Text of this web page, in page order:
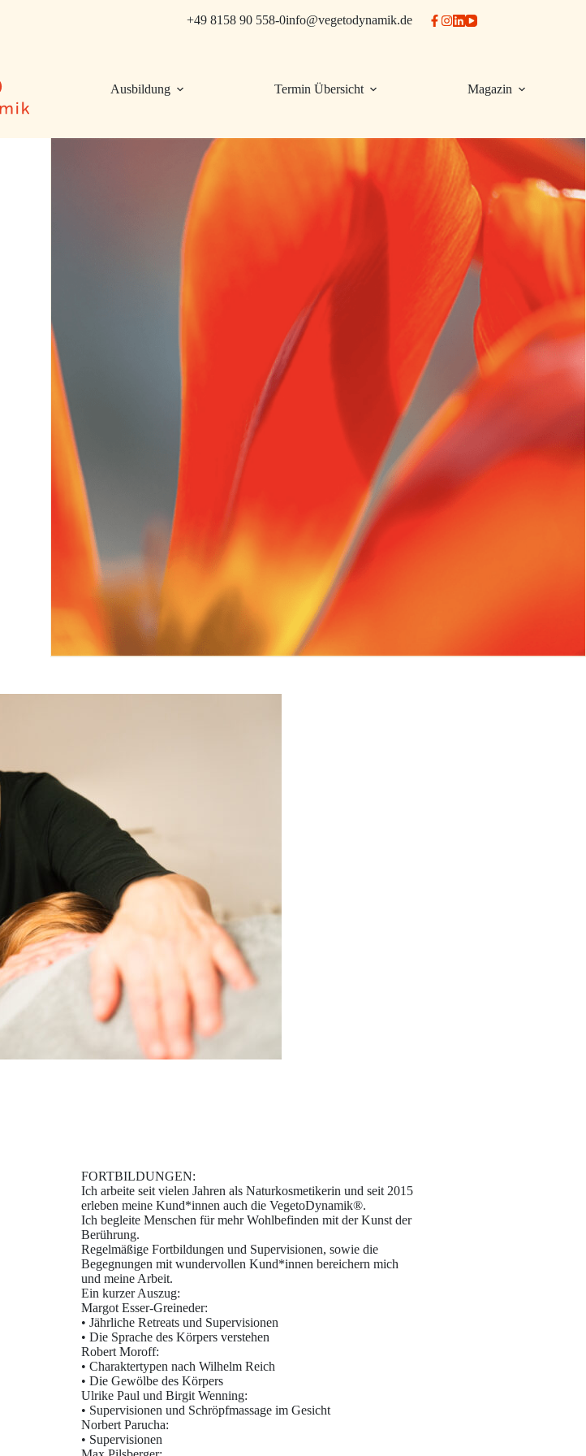
+49 8158 90 558-0info@vegetodynamik.de
Ausbildung Termin Übersicht Magazin
FORTBILDUNGEN:
Ich arbeite seit vielen Jahren als Naturkosmetikerin und seit 2015
erleben meine Kund*innen auch die VegetoDynamik®.
Ich begleite Menschen für mehr Wohlbefinden mit der Kunst der
Berührung.
Regelmäßige Fortbildungen und Supervisionen, sowie die
Begegnungen mit wundervollen Kund*innen bereichern mich
und meine Arbeit.
Ein kurzer Auszug:
Margot Esser-Greineder:
• Jährliche Retreats und Supervisionen
• Die Sprache des Körpers verstehen
Robert Moroff:
• Charaktertypen nach Wilhelm Reich
• Die Gewölbe des Körpers
Ulrike Paul und Birgit Wenning:
• Supervisionen und Schröpfmassage im Gesicht
Norbert Parucha:
• Supervisionen